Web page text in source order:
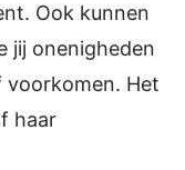
Ook kunnen
jij onenigheden
Het
haar